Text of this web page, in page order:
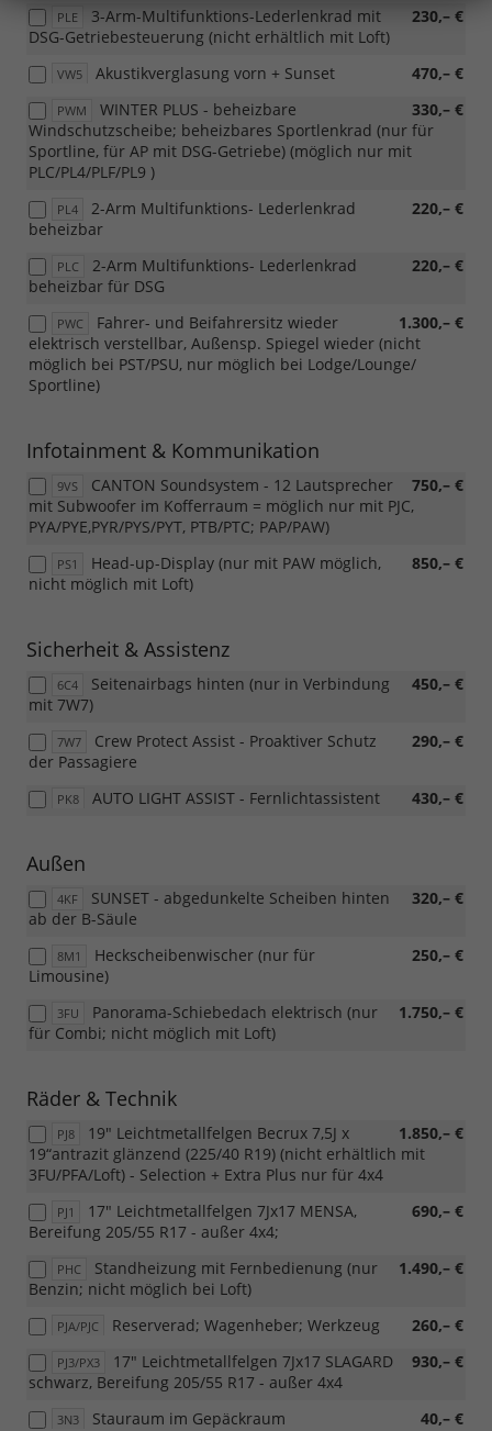
PLE 230,– €
3-Arm-Multifunktions-Lederlenkrad mit
DSG-Getriebesteuerung (nicht erhältlich mit Loft)
VW5 470,– €
Akustikverglasung vorn + Sunset
PWM 330,– €
WINTER PLUS - beheizbare
Windschutzscheibe; beheizbares Sportlenkrad (nur für
Sportline, für AP mit DSG-Getriebe) (möglich nur mit
PLC/PL4/PLF/PL9 )
PL4 220,– €
2-Arm Multifunktions- Lederlenkrad
beheizbar
PLC 220,– €
2-Arm Multifunktions- Lederlenkrad
beheizbar für DSG
PWC 1.300,– €
Fahrer- und Beifahrersitz wieder
elektrisch verstellbar, Außensp. Spiegel wieder (nicht
möglich bei PST/PSU, nur möglich bei Lodge/Lounge/
Sportline)
Infotainment & Kommunikation
9VS 750,– €
CANTON Soundsystem - 12 Lautsprecher
mit Subwoofer im Kofferraum = möglich nur mit PJC,
PYA/PYE,PYR/PYS/PYT, PTB/PTC; PAP/PAW)
PS1 850,– €
Head-up-Display (nur mit PAW möglich,
nicht möglich mit Loft)
Sicherheit & Assistenz
6C4 450,– €
Seitenairbags hinten (nur in Verbindung
mit 7W7)
7W7 290,– €
Crew Protect Assist - Proaktiver Schutz
der Passagiere
PK8 430,– €
AUTO LIGHT ASSIST - Fernlichtassistent
Außen
4KF 320,– €
SUNSET - abgedunkelte Scheiben hinten
ab der B-Säule
8M1 250,– €
Heckscheibenwischer (nur für
Limousine)
3FU 1.750,– €
Panorama-Schiebedach elektrisch (nur
für Combi; nicht möglich mit Loft)
Räder & Technik
PJ8 1.850,– €
19" Leichtmetallfelgen Becrux 7,5J x
19“antrazit glänzend (225/40 R19) (nicht erhältlich mit
3FU/PFA/Loft) - Selection + Extra Plus nur für 4x4
PJ1 690,– €
17" Leichtmetallfelgen 7Jx17 MENSA,
Bereifung 205/55 R17 - außer 4x4;
PHC 1.490,– €
Standheizung mit Fernbedienung (nur
Benzin; nicht möglich bei Loft)
PJA/PJC 260,– €
Reserverad; Wagenheber; Werkzeug
PJ3/PX3 930,– €
17" Leichtmetallfelgen 7Jx17 SLAGARD
schwarz, Bereifung 205/55 R17 - außer 4x4
3N3 40,– €
Stauraum im Gepäckraum